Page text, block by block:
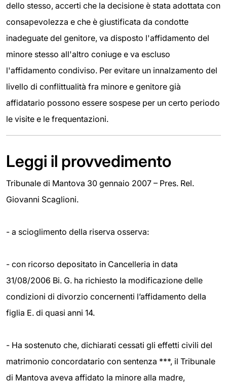
dello stesso, accerti che la decisione è stata adottata con
consapevolezza e che è giustificata da condotte
inadeguate del genitore, va disposto l'affidamento del
minore stesso all'altro coniuge e va escluso
l'affidamento condiviso. Per evitare un innalzamento del
livello di conflittualità fra minore e genitore già
affidatario possono essere sospese per un certo periodo
le visite e le frequentazioni.
Leggi il provvedimento
Tribunale di Mantova 30 gennaio 2007 – Pres. Rel.
Giovanni Scaglioni.
- a scioglimento della riserva osserva:
- con ricorso depositato in Cancelleria in data
31/08/2006 Bi. G. ha richiesto la modificazione delle
condizioni di divorzio concernenti l’affidamento della
figlia E. di quasi anni 14.
- Ha sostenuto che, dichiarati cessati gli effetti civili del
matrimonio concordatario con sentenza ***, il Tribunale
di Mantova aveva affidato la minore alla madre,